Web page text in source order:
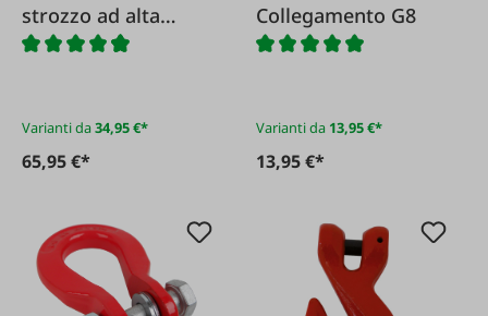
strozzo ad alta
resistenza con
Varianti da34,95 €*
65,95 €*
Collegamento G8
Varianti da 13,95 €*
13,95 €*